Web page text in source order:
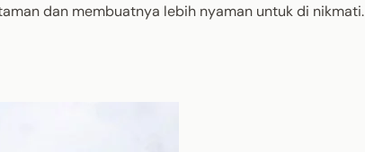
dan membuatnya lebih nyaman untuk di nikmati.